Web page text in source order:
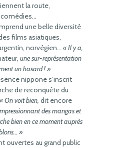
la route,
une belle diversité
films asiatiques,
norvégien… « Il y a,
une sur-représentation
un hasard ! »
nippone s’inscrit
de reconquête du
« On voit bien, dit encore
des mangas et
bien en ce moment auprès
»
ouvertes au grand public